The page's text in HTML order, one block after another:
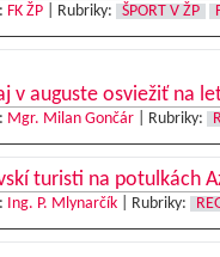
FK ŽP| Rubriky: ŠPORT V ŽP
v auguste osviežiť na
Mgr. Milan Gončár| Rubriky:
turisti na potulkách
Ing. P. Mlynarčík| Rubriky: